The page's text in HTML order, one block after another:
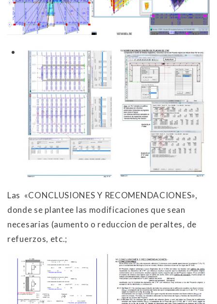
Las «CONCLUSIONES Y RECOMENDACIONES»,
donde se plantee las modificaciones que sean
necesarias (aumento o reduccion de peraltes, de
refuerzos, etc.;